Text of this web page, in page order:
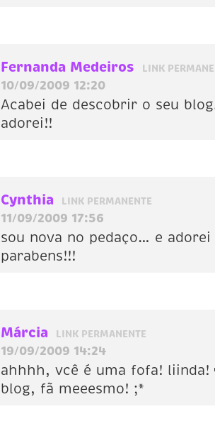
Fernanda Medeiros LINK
10/09/2009 12:20
Acabei de descobrir o seu
adorei!!
Cynthia LINK PERMANENTE
11/09/2009 17:56
sou nova no pedaço… e
parabens!!!
Márcia LINK PERMANENTE
19/09/2009 14:24
ahhhh, vcê é uma fofa! liinda!
blog, fã meeesmo! ;*